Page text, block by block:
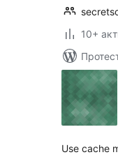
10+
Use cache